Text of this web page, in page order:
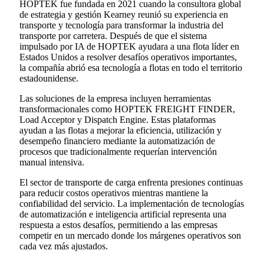
HOPTEK fue fundada en 2021 cuando la consultora global
de estrategia y gestión Kearney reunió su experiencia en
transporte y tecnología para transformar la industria del
transporte por carretera. Después de que el sistema
impulsado por IA de HOPTEK ayudara a una flota líder en
Estados Unidos a resolver desafíos operativos importantes,
la compañía abrió esa tecnología a flotas en todo el territorio
estadounidense.
Las soluciones de la empresa incluyen herramientas
transformacionales como HOPTEK FREIGHT FINDER,
Load Acceptor y Dispatch Engine. Estas plataformas
ayudan a las flotas a mejorar la eficiencia, utilización y
desempeño financiero mediante la automatización de
procesos que tradicionalmente requerían intervención
manual intensiva.
El sector de transporte de carga enfrenta presiones continuas
para reducir costos operativos mientras mantiene la
confiabilidad del servicio. La implementación de tecnologías
de automatización e inteligencia artificial representa una
respuesta a estos desafíos, permitiendo a las empresas
competir en un mercado donde los márgenes operativos son
cada vez más ajustados.